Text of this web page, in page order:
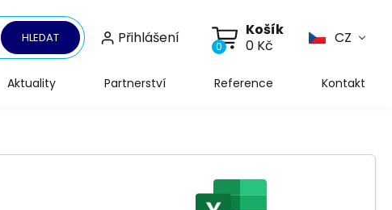
HLEDAT Přihlášení 0
Košík
0 Kč
CZ
Aktuality Partnerství Reference Kontakt